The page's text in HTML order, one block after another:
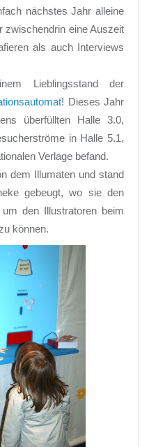
nächstes Jahr alleine
eine Auszeit
als auch Interviews
Lieblingsstand der
! Dieses Jahr
überfüllten Halle 3.0,
in Halle 5.1,
Verlage befand.
dem Illumaten und stand
gebeugt, wo sie den
den Illustratoren beim
können.